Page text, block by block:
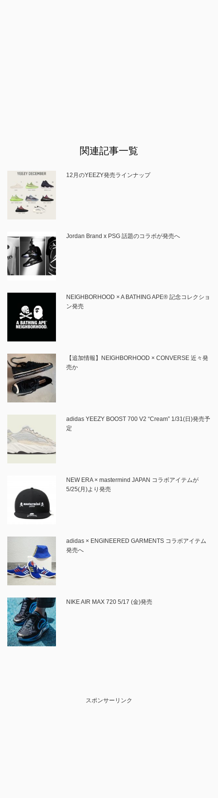
関連記事一覧
12月のYEEZY発売ラインナップ
Jordan Brand x PSG 話題のコラボが発売へ
NEIGHBORHOOD × A BATHING APE® 記念コレクショ
ン発売
【追加情報】NEIGHBORHOOD × CONVERSE 近々発
売か
adidas YEEZY BOOST 700 V2 “Cream” 1/31(日)発売予
定
NEW ERA × mastermind JAPAN コラボアイテムが
5/25(月)より発売
adidas × ENGINEERED GARMENTS コラボアイテム
発売へ
NIKE AIR MAX 720 5/17 (金)発売
スポンサーリンク